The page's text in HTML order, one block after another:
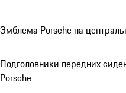
Эмблема Porsche на
Подголовники передних
Porsche